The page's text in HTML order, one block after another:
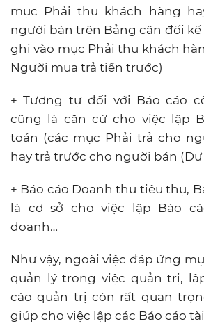
mục Phải thu khách hàng
người bán trên Bảng cân đối
ghi vào mục Phải thu khách
Người mua trả tiền trước)
+ Tương tự đối với Báo cáo
cũng là căn cứ cho việc lập
toán (các mục Phải trả cho
hay trả trước cho người bán (Dư
+ Báo cáo Doanh thu tiêu thụ,
là cơ sở cho việc lập Báo
doanh…
Như vậy, ngoài việc đáp ứng
quản lý trong việc quản trị,
cáo quản trị còn rất quan
giúp cho việc lập các Báo cáo